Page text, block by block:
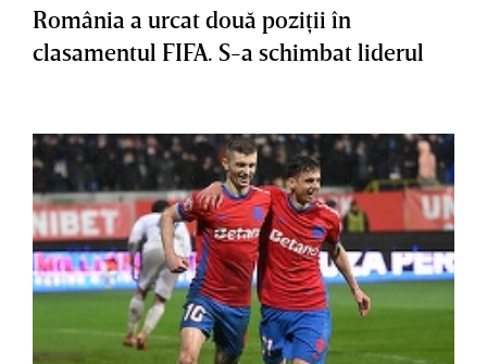
România a urcat două poziţii în
clasamentul FIFA. S-a schimbat liderul